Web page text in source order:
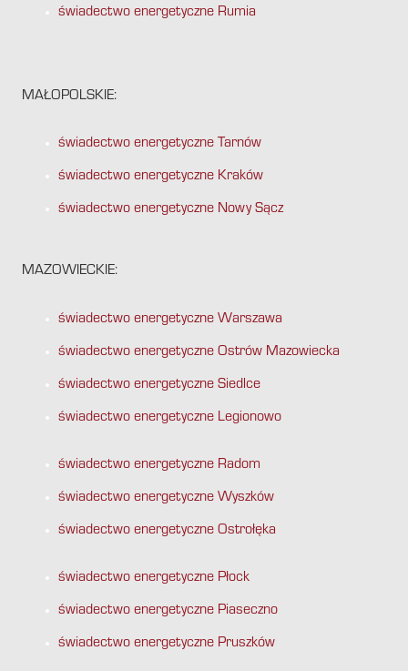
świadectwo energetyczne Rumia
MAŁOPOLSKIE:
świadectwo energetyczne Tarnów
świadectwo energetyczne Kraków
świadectwo energetyczne Nowy Sącz
MAZOWIECKIE:
świadectwo energetyczne Warszawa
świadectwo energetyczne Ostrów Mazowiecka
świadectwo energetyczne Siedlce
świadectwo energetyczne Legionowo
świadectwo energetyczne Radom
świadectwo energetyczne Wyszków
świadectwo energetyczne Ostrołęka
świadectwo energetyczne Płock
świadectwo energetyczne Piaseczno
świadectwo energetyczne Pruszków